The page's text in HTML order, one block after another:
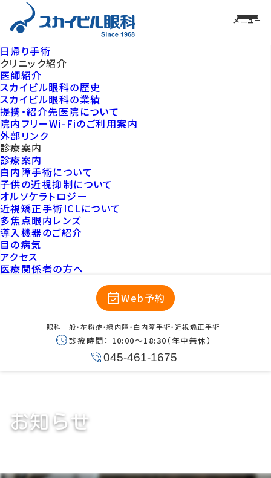
眼科一般・花粉症・緑内障・白内障手術・近視矯正手術
診療時間： 10:00〜18:30（年中無休）
045-461-1675
日帰り手術
クリニック紹介
医師紹介
スカイビル眼科の歴史
スカイビル眼科の業績
提携・紹介先医院について
院内フリーWi-Fiのご利用案内
外部リンク
診療案内
診療案内
白内障手術について
子供の近視抑制について
オルソケラトロジー
近視矯正手術ICLについて
多焦点眼内レンズ
導入機器のご紹介
目の病気
アクセス
医療関係者の方へ
Web予約
お知らせ